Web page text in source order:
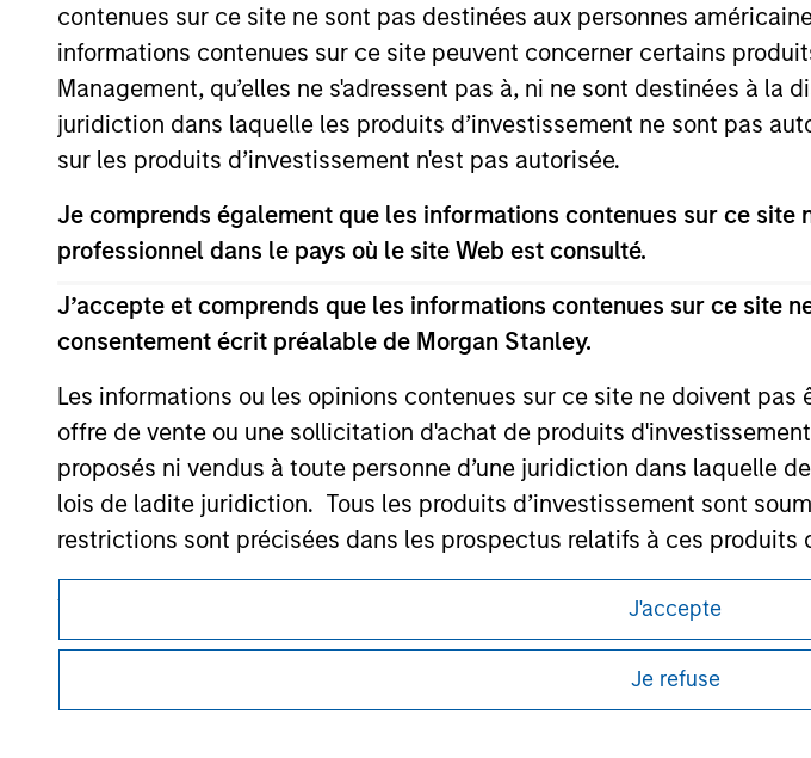
contenues sur ce site ne sont pas destinées aux personnes
informations contenues sur ce site peuvent concerner certains
Management, qu’elles ne s'adressent pas à, ni ne sont destinées à
juridiction dans laquelle les produits d’investissement ne sont pas
sur les produits d’investissement n'est pas autorisée.
Je comprends également que les informations contenues sur ce site
professionnel dans le pays où le site Web est consulté.
J’accepte et comprends que les informations contenues sur ce site
consentement écrit préalable de Morgan Stanley.
Les informations ou les opinions contenues sur ce site ne doivent
offre de vente ou une sollicitation d'achat de produits
proposés ni vendus à toute personne d’une juridiction dans laquelle
lois de ladite juridiction. Tous les produits d’investissement sont
restrictions sont précisées dans les prospectus relatifs à ces produits
Je comprends également que Morgan Stanley Investment
ce site soient exactes, complètes ou adaptées à un quelconque usage
Morgan Stanley Investment Management impose des obligations
J'accepte
Je refuse
As of July 25, 2025. The above is provided for informational and
resulted in positive performance (for realized holdings), or will perform
above are the property of their respective owners. The information on
such owners. By clicking on any links shown here, you agree that you
only as a convenience and the inclusion of any hyperlink is not and does
monitoring by us of any information contained in any hyperlinked site. In
or your use of such site.
Morgan Stanley
Morgan Stanley Careers
Ce document est une communication promotionnelle.
Les utilisateurs sont invités à prendre connaissance des conditions d’utilisation avant
procédure, car celles-ci mentionnent des restrictions légales et réglementaires applicables
des informations relatives aux produits d’investissement de Morgan Stanley Investment